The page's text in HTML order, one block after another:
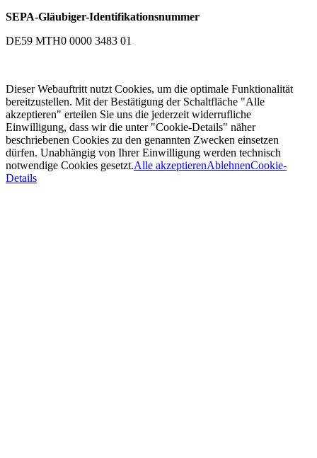
SEPA-Gläubiger-Identifikationsnummer
DE59 MTH0 0000 3483 01
Dieser Webauftritt nutzt Cookies, um die optimale Funktionalität
bereitzustellen. Mit der Bestätigung der Schaltfläche "Alle
akzeptieren" erteilen Sie uns die jederzeit widerrufliche
Einwilligung, dass wir die unter "Cookie-Details" näher
beschriebenen Cookies zu den genannten Zwecken einsetzen
dürfen. Unabhängig von Ihrer Einwilligung werden technisch
notwendige Cookies gesetzt.Alle akzeptierenAblehnenCookie-
Details